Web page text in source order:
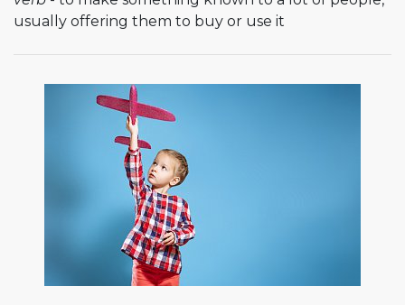
usually offering them to buy or use it